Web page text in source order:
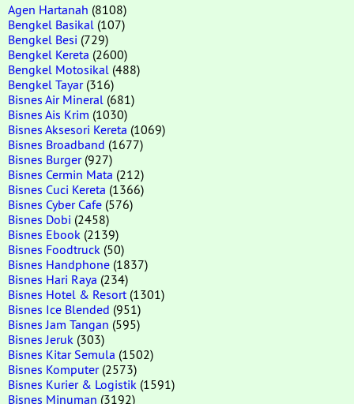
Agen Hartanah (8108)
Bengkel Basikal (107)
Bengkel Besi (729)
Bengkel Kereta (2600)
Bengkel Motosikal (488)
Bengkel Tayar(316)
Bisnes Air Mineral (681)
Bisnes Ais Krim (1030)
Bisnes Aksesori Kereta (1069)
Bisnes Broadband (1677)
Bisnes Burger(927)
Bisnes Cermin Mata (212)
Bisnes Cuci Kereta (1366)
Bisnes Cyber Cafe (576)
Bisnes Dobi (2458)
Bisnes Ebook (2139)
Bisnes Foodtruck (50)
Bisnes Handphone (1837)
Bisnes Hari Raya (234)
Bisnes Hotel & Resort (1301)
Bisnes Ice Blended (951)
Bisnes Jam Tangan (595)
Bisnes Jeruk (303)
Bisnes Kitar Semula (1502)
Bisnes Komputer(2573)
Bisnes Kurier & Logistik (1591)
Bisnes Minuman (3192)